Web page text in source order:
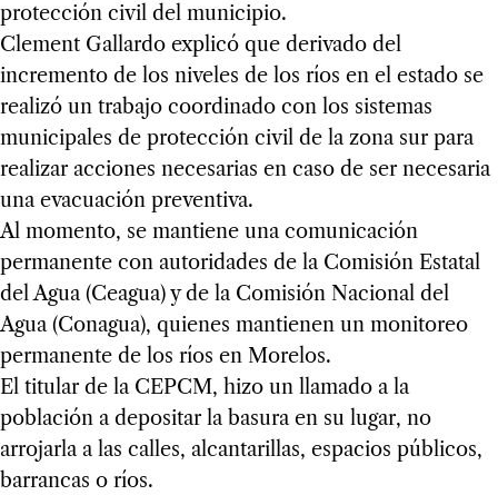
protección civil del municipio.
Clement Gallardo explicó que derivado del
incremento de los niveles de los ríos en el estado se
realizó un trabajo coordinado con los sistemas
municipales de protección civil de la zona sur para
realizar acciones necesarias en caso de ser necesaria
una evacuación preventiva.
Al momento, se mantiene una comunicación
permanente con autoridades de la Comisión Estatal
del Agua (Ceagua) y de la Comisión Nacional del
Agua (Conagua), quienes mantienen un monitoreo
permanente de los ríos en Morelos.
El titular de la CEPCM, hizo un llamado a la
población a depositar la basura en su lugar, no
arrojarla a las calles, alcantarillas, espacios públicos,
barrancas o ríos.